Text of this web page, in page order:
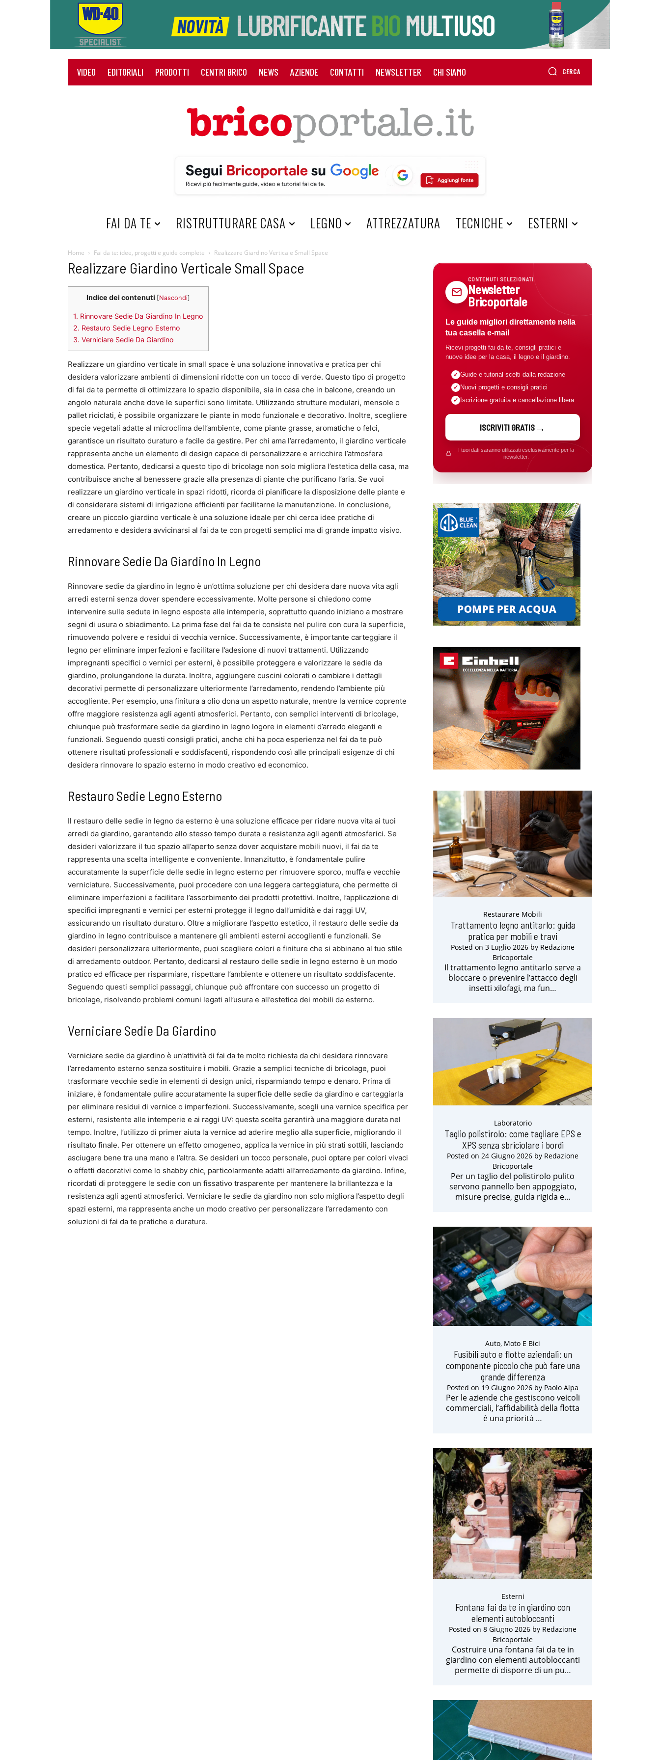
VIDEO EDITORIALI PRODOTTI CENTRI BRICO NEWS AZIENDE CONTATTI NEWSLETTER CHI SIAMO CERCA
HOME
FAI DA TE RISTRUTTURARE CASA LEGNO ATTREZZATURA TECNICHE ESTERNI
Home Fai da te: idee, progetti e guide complete Realizzare Giardino Verticale Small Space
Realizzare Giardino Verticale Small Space
Indice dei contenuti [Nascondi]
1. Rinnovare Sedie Da Giardino In Legno
2. Restauro Sedie Legno Esterno
3. Verniciare Sedie Da Giardino
Realizzare un giardino verticale in small space è una soluzione innovativa e pratica per chi
desidera valorizzare ambienti di dimensioni ridotte con un tocco di verde. Questo tipo di progetto
di fai da te permette di ottimizzare lo spazio disponibile, sia in casa che in balcone, creando un
angolo naturale anche dove le superfici sono limitate. Utilizzando strutture modulari, mensole o
pallet riciclati, è possibile organizzare le piante in modo funzionale e decorativo. Inoltre, scegliere
specie vegetali adatte al microclima dell’ambiente, come piante grasse, aromatiche o felci,
garantisce un risultato duraturo e facile da gestire. Per chi ama l’arredamento, il giardino verticale
rappresenta anche un elemento di design capace di personalizzare e arricchire l’atmosfera
domestica. Pertanto, dedicarsi a questo tipo di bricolage non solo migliora l’estetica della casa, ma
contribuisce anche al benessere grazie alla presenza di piante che purificano l’aria. Se vuoi
realizzare un giardino verticale in spazi ridotti, ricorda di pianificare la disposizione delle piante e
di considerare sistemi di irrigazione efficienti per facilitarne la manutenzione. In conclusione,
creare un piccolo giardino verticale è una soluzione ideale per chi cerca idee pratiche di
arredamento e desidera avvicinarsi al fai da te con progetti semplici ma di grande impatto visivo.
Rinnovare Sedie Da Giardino In Legno
Rinnovare sedie da giardino in legno è un’ottima soluzione per chi desidera dare nuova vita agli
arredi esterni senza dover spendere eccessivamente. Molte persone si chiedono come
intervenire sulle sedute in legno esposte alle intemperie, soprattutto quando iniziano a mostrare
segni di usura o sbiadimento. La prima fase del fai da te consiste nel pulire con cura la superficie,
rimuovendo polvere e residui di vecchia vernice. Successivamente, è importante carteggiare il
legno per eliminare imperfezioni e facilitare l’adesione di nuovi trattamenti. Utilizzando
impregnanti specifici o vernici per esterni, è possibile proteggere e valorizzare le sedie da
giardino, prolungandone la durata. Inoltre, aggiungere cuscini colorati o cambiare i dettagli
decorativi permette di personalizzare ulteriormente l’arredamento, rendendo l’ambiente più
accogliente. Per esempio, una finitura a olio dona un aspetto naturale, mentre la vernice coprente
offre maggiore resistenza agli agenti atmosferici. Pertanto, con semplici interventi di bricolage,
chiunque può trasformare sedie da giardino in legno logore in elementi d’arredo eleganti e
funzionali. Seguendo questi consigli pratici, anche chi ha poca esperienza nel fai da te può
ottenere risultati professionali e soddisfacenti, rispondendo così alle principali esigenze di chi
desidera rinnovare lo spazio esterno in modo creativo ed economico.
Restauro Sedie Legno Esterno
Il restauro delle sedie in legno da esterno è una soluzione efficace per ridare nuova vita ai tuoi
arredi da giardino, garantendo allo stesso tempo durata e resistenza agli agenti atmosferici. Se
desideri valorizzare il tuo spazio all’aperto senza dover acquistare mobili nuovi, il fai da te
rappresenta una scelta intelligente e conveniente. Innanzitutto, è fondamentale pulire
accuratamente la superficie delle sedie in legno esterno per rimuovere sporco, muffa e vecchie
verniciature. Successivamente, puoi procedere con una leggera carteggiatura, che permette di
eliminare imperfezioni e facilitare l’assorbimento dei prodotti protettivi. Inoltre, l’applicazione di
specifici impregnanti e vernici per esterni protegge il legno dall’umidità e dai raggi UV,
assicurando un risultato duraturo. Oltre a migliorare l’aspetto estetico, il restauro delle sedie da
giardino in legno contribuisce a mantenere gli ambienti esterni accoglienti e funzionali. Se
desideri personalizzare ulteriormente, puoi scegliere colori e finiture che si abbinano al tuo stile
di arredamento outdoor. Pertanto, dedicarsi al restauro delle sedie in legno esterno è un modo
pratico ed efficace per risparmiare, rispettare l’ambiente e ottenere un risultato soddisfacente.
Seguendo questi semplici passaggi, chiunque può affrontare con successo un progetto di
bricolage, risolvendo problemi comuni legati all’usura e all’estetica dei mobili da esterno.
Verniciare Sedie Da Giardino
Verniciare sedie da giardino è un’attività di fai da te molto richiesta da chi desidera rinnovare
l’arredamento esterno senza sostituire i mobili. Grazie a semplici tecniche di bricolage, puoi
trasformare vecchie sedie in elementi di design unici, risparmiando tempo e denaro. Prima di
iniziare, è fondamentale pulire accuratamente la superficie delle sedie da giardino e carteggiarla
per eliminare residui di vernice o imperfezioni. Successivamente, scegli una vernice specifica per
esterni, resistente alle intemperie e ai raggi UV: questa scelta garantirà una maggiore durata nel
tempo. Inoltre, l’utilizzo di primer aiuta la vernice ad aderire meglio alla superficie, migliorando il
risultato finale. Per ottenere un effetto omogeneo, applica la vernice in più strati sottili, lasciando
asciugare bene tra una mano e l’altra. Se desideri un tocco personale, puoi optare per colori vivaci
o effetti decorativi come lo shabby chic, particolarmente adatti all’arredamento da giardino. Infine,
ricordati di proteggere le sedie con un fissativo trasparente per mantenere la brillantezza e la
resistenza agli agenti atmosferici. Verniciare le sedie da giardino non solo migliora l’aspetto degli
spazi esterni, ma rappresenta anche un modo creativo per personalizzare l’arredamento con
soluzioni di fai da te pratiche e durature.
CONTENUTI SELEZIONATI
Newsletter
Bricoportale
Le guide migliori direttamente nella
tua casella e-mail
Ricevi progetti fai da te, consigli pratici e
nuove idee per la casa, il legno e il giardino.
Guide e tutorial scelti dalla redazione
Nuovi progetti e consigli pratici
Iscrizione gratuita e cancellazione libera
ISCRIVITI GRATIS
I tuoi dati saranno utilizzati esclusivamente per la
newsletter.
Restaurare Mobili
Trattamento legno antitarlo: guida
pratica per mobili e travi
Posted on 3 Luglio 2026 by Redazione
Bricoportale
Il trattamento legno antitarlo serve a
bloccare o prevenire l’attacco degli
insetti xilofagi, ma fun…
Laboratorio
Taglio polistirolo: come tagliare EPS e
XPS senza sbriciolare i bordi
Posted on 24 Giugno 2026 by Redazione
Bricoportale
Per un taglio del polistirolo pulito
servono pannello ben appoggiato,
misure precise, guida rigida e…
Auto, Moto E Bici
Fusibili auto e flotte aziendali: un
componente piccolo che può fare una
grande differenza
Posted on 19 Giugno 2026 by Paolo Alpa
Per le aziende che gestiscono veicoli
commerciali, l’affidabilità della flotta
è una priorità …
Esterni
Fontana fai da te in giardino con
elementi autobloccanti
Posted on 8 Giugno 2026 by Redazione
Bricoportale
Costruire una fontana fai da te in
giardino con elementi autobloccanti
permette di disporre di un pu…